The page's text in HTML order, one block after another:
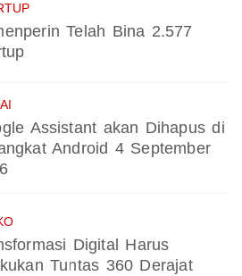
Telah Bina 2.577
Assistant akan Dihapus di
Android 4 September
Digital Harus
Tuntas 360 Derajat